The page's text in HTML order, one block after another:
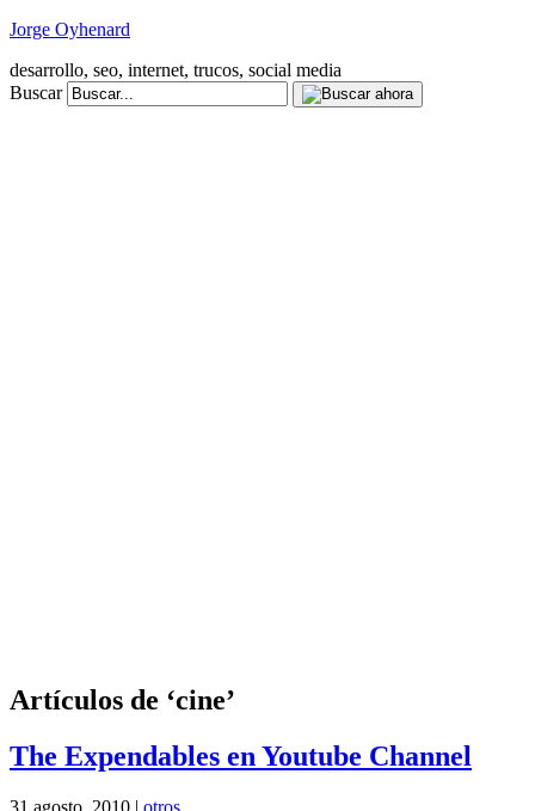
Jorge Oyhenard
desarrollo, seo, internet, trucos, social media
Buscar
Artículos de ‘cine’
The Expendables en Youtube Channel
31 agosto, 2010 | otros